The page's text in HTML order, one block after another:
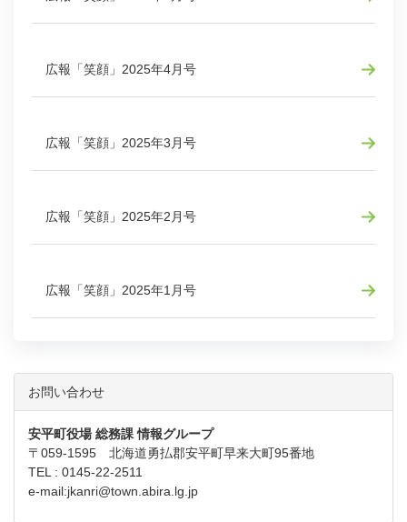
広報「笑顔」2025年4月号
広報「笑顔」2025年3月号
広報「笑顔」2025年2月号
広報「笑顔」2025年1月号
お問い合わせ
安平町役場 総務課 情報グループ
〒059-1595 北海道勇払郡安平町早来大町95番地
TEL : 0145-22-2511
e-mail:jkanri@town.abira.lg.jp